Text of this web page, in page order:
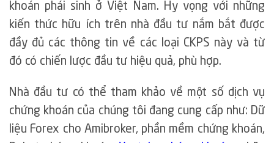
khoán phái sinh ở Việt Nam. Hy vọng với những
kiến thức hữu ích trên nhà đầu tư nắm bắt được
đầy đủ các thông tin về các loại CKPS này và từ
đó có chiến lược đầu tư hiệu quả, phù hợp.
Nhà đầu tư có thể tham khảo về một số dịch vụ
chứng khoán của chúng tôi đang cung cấp như: Dữ
liệu Forex cho Amibroker, phần mềm chứng khoán,